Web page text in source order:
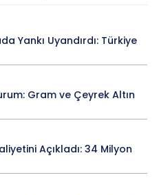
Yankı Uyandırdı: Türkiye
Gram ve Çeyrek Altın
Açıkladı: 34 Milyon